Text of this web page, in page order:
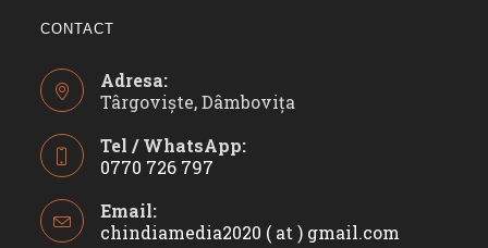
CONTACT
Adresa:
Târgoviște, Dâmbovița
Tel / WhatsApp:
0770 726 797
in
your
Email:
chindiamedia2020 ( at ) gmail.com